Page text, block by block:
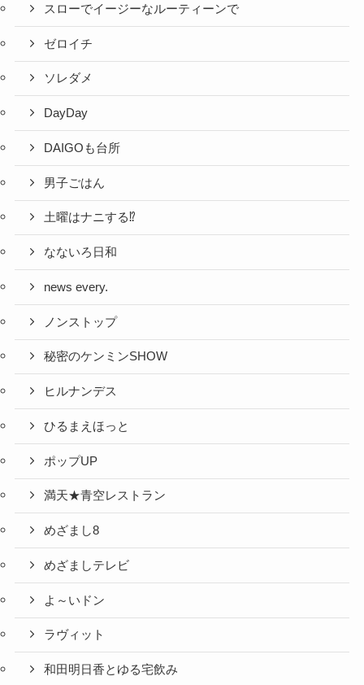
スローでイージーなルーティーンで
ゼロイチ
ソレダメ
DayDay
DAIGOも台所
男子ごはん
土曜はナニする⁉
なないろ日和
news every.
ノンストップ
秘密のケンミンSHOW
ヒルナンデス
ひるまえほっと
ポップUP
満天★青空レストラン
めざまし8
めざましテレビ
よ～いドン
ラヴィット
和田明日香とゆる宅飲み